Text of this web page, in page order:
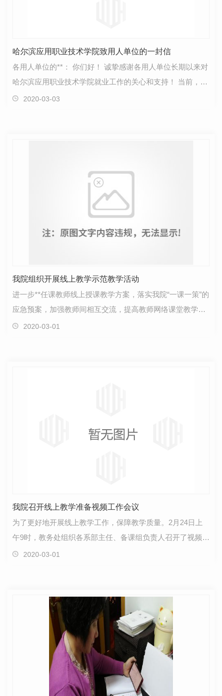
哈尔滨应用职业技术学院致用人单位的一封信
各用人单位的**： 你们好！ 诚挚感谢各用人单位长期以来对
哈尔滨应用职业技术学院就业工作的关心和支持！ 当前，新
冠肺炎疫情防控工作正处于关键时期。为进…
2020-03-03
我院组织开展线上教学示范教学活动
进一步**任课教师线上授课教学方案，落实我院“一课一策”的
应急预案，加强教师间相互交流，提高教师网络课堂教学质
量，我院教务处于２月26日和27日举行了以《 “…
2020-03-01
我院召开线上教学准备视频工作会议
为了更好地开展线上教学工作，保障教学质量。2月24日上
午9时，教务处组织各系部主任、备课组负责人召开了视频工
作会议。教务处长卞博介绍了我院线上教学安排的整体…
2020-03-01